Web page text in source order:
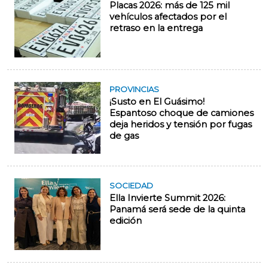
Placas 2026: más de 125 mil
vehículos afectados por el
retraso en la entrega
PROVINCIAS
¡Susto en El Guásimo!
Espantoso choque de camiones
deja heridos y tensión por fugas
de gas
SOCIEDAD
Ella Invierte Summit 2026:
Panamá será sede de la quinta
edición